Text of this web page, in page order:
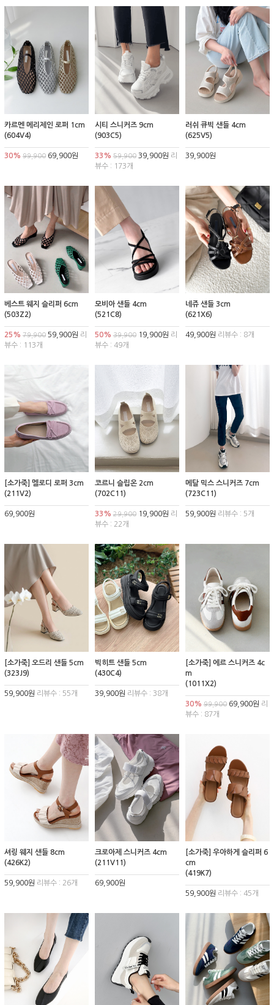
카르멘 메리제인 로퍼 1cm
(604V4)
30% 99,900 69,900원
시티 스니커즈 9cm
(903C5)
33% 59,90039,900원 리
뷰수 : 173개
러쉬 큐빅 샌들 4cm
(625V5)
39,900원
베스트 웨지 슬리퍼 6cm
(503Z2)
25% 79,900 59,900원 리
뷰수 : 113개
모비아 샌들 4cm
(521C8)
50% 39,90019,900원 리
뷰수 : 49개
네쥬 샌들 3cm
(621X6)
49,900원 리뷰수 : 8개
[소가죽] 멜로디 로퍼 3cm
(211V2)
69,900원
코르니 슬립온 2cm
(702C11)
33% 29,90019,900원 리
뷰수 : 22개
메탈 믹스 스니커즈 7cm
(723C11)
59,900원 리뷰수 : 5개
[소가죽] 오드리 샌들 5cm
(323J9)
59,900원 리뷰수 : 55개
빅히트 샌들 5cm
(430C4)
39,900원 리뷰수 : 38개
[소가죽] 에르 스니커즈 4c
m
(1011X2)
30% 99,90069,900원 리
뷰수 : 87개
셔링 웨지 샌들 8cm
(426K2)
59,900원 리뷰수 : 26개
크로아제 스니커즈 4cm
(211V11)
69,900원
[소가죽] 우아하게 슬리퍼 6
cm
(419K7)
59,900원 리뷰수 : 45개